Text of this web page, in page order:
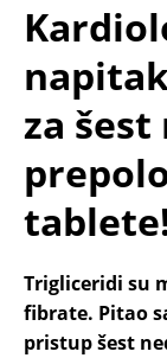
za šest
Trigliceridi su
fibrate. Pitao
pristup šest